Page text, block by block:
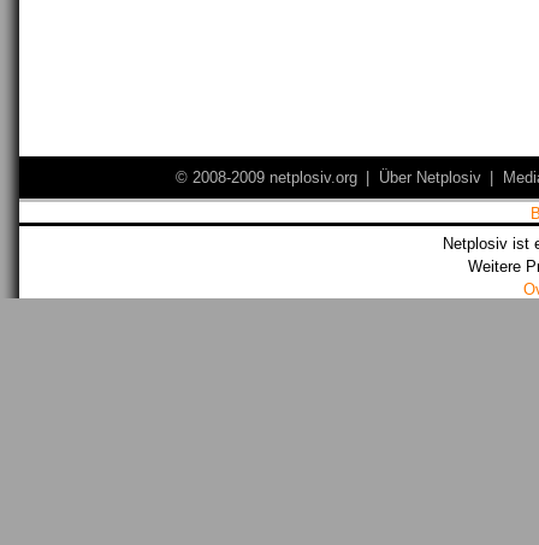
© 2008-2009 netplosiv.org Über Netplosiv
Netplosiv ist
Weitere